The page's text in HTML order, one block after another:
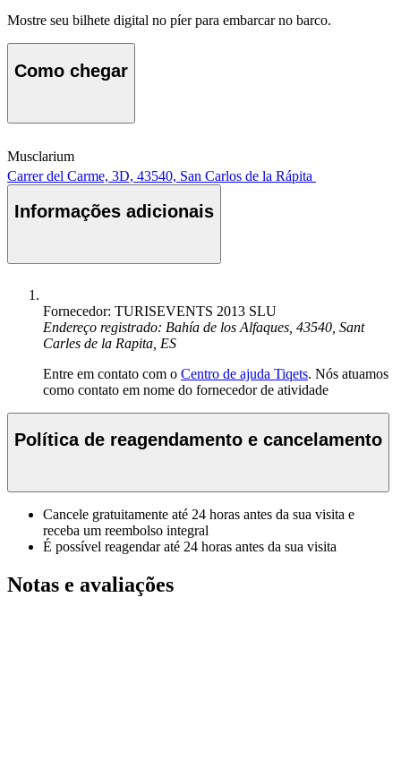
Mostre seu bilhete digital no píer para embarcar no barco.
Como chegar
Musclarium
Carrer del Carme, 3D, 43540, San Carlos de la Rápita
Informações adicionais
Fornecedor: TURISEVENTS 2013 SLU
Endereço registrado: Bahía de los Alfaques, 43540, Sant
Carles de la Rapita, ES
Entre em contato com o Centro de ajuda Tiqets. Nós atuamos
como contato em nome do fornecedor de atividade
Política de reagendamento e cancelamento
Cancele gratuitamente até 24 horas antes da sua visita e
receba um reembolso integral
É possível reagendar até 24 horas antes da sua visita
Notas e avaliações